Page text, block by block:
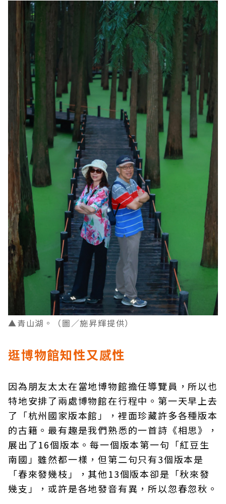
▲青山湖 。（圖／施昇輝提供）
逛博物館知性又感性
因為朋友太太在當地博物館擔任導覽員，所以也
特地安排了兩處博物館在行程中。第一天早上去
了「杭州國家版本館」，裡面珍藏許多各種版本
的古籍。最有趣是我們熟悉的一首詩《相思》，
展出了16個版本。每一個版本第一句「紅豆生
南國」雖然都一樣，但第二句只有3個版本是
「春來發幾枝」，其他13個版本卻是「秋來發
幾支」，或許是各地發音有異，所以忽春忽秋。